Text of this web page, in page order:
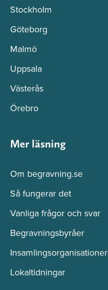
Stockholm
Göteborg
Malmö
Uppsala
Västerås
Örebro
Mer läsning
Om begravning.se
Så fungerar det
Vanliga frågor och svar
Begravningsbyråer
Insamlingsorganisationer
Lokaltidningar